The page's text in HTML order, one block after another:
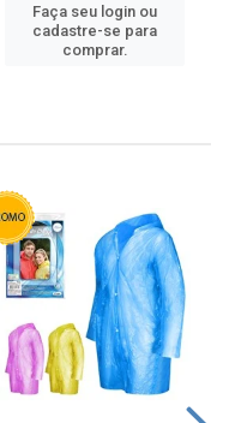
Faça seu login ou
cadastre-se para
comprar.